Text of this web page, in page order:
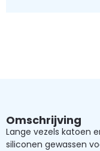
Omschrijving
Lange vezels katoen
siliconen gewassen